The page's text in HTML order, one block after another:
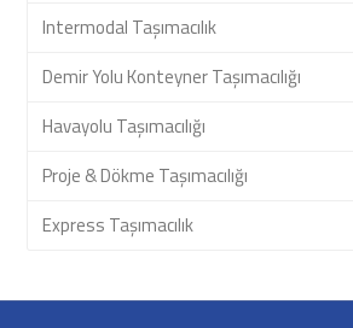
Intermodal Taşımacılık
Demir Yolu Konteyner Taşımacılığı
Havayolu Taşımacılığı
Proje & Dökme Taşımacılığı
Express Taşımacılık